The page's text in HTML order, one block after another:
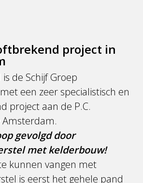
project in
de Schijf Groep
een zeer specialistisch en
project aan de P.C.
gevolgd door
met kelderbouw!
kunnen vangen met
is eerst het gehele pand